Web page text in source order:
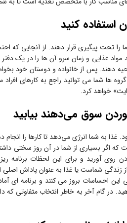
استفاده کنید
را تحت پیگیری قرار دهند. از آنجایی که
مواد غذایی و زمان سرو آن ها را در یک
دهند. پس از خانواده و دوستان خود
شما می توانید راجع به کارهای افراد
خواهد کرد.
سوق می‌دهند بیابید
به شما انرژی می‌دهد تا کارها را انجام
که اگر بسیاری از شما در آن روز سختی
روی آورید و برای این لحظات برنامه
زندگی شماست یا غذا به عنوان پاداش
احساسات بروز می کنند و برنامه ای
در گام آخر به خاطر انتخاب متفاوتی که